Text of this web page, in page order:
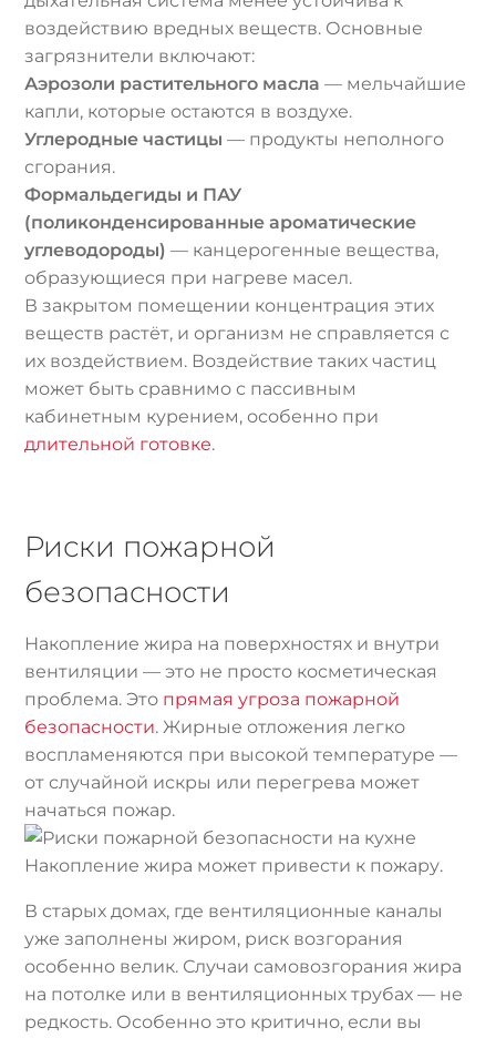
воздействию вредных веществ. Основные
загрязнители включают:
Аэрозоли растительного масла — мельчайшие
капли, которые остаются в воздухе.
Углеродные частицы — продукты неполного
сгорания.
Формальдегиды и ПАУ
(поликонденсированные ароматические
углеводороды) — канцерогенные вещества,
образующиеся при нагреве масел.
В закрытом помещении концентрация этих
веществ растёт, и организм не справляется с
их воздействием. Воздействие таких частиц
может быть сравнимо с пассивным
кабинетным курением, особенно при
длительной готовке.
Риски пожарной
безопасности
Накопление жира на поверхностях и внутри
вентиляции — это не просто косметическая
проблема. Это прямая угроза пожарной
безопасности. Жирные отложения легко
воспламеняются при высокой температуре —
от случайной искры или перегрева может
начаться пожар.
Накопление жира может привести к пожару.
В старых домах, где вентиляционные каналы
уже заполнены жиром, риск возгорания
особенно велик. Случаи самовозгорания жира
на потолке или в вентиляционных трубах — не
редкость. Особенно это критично, если вы